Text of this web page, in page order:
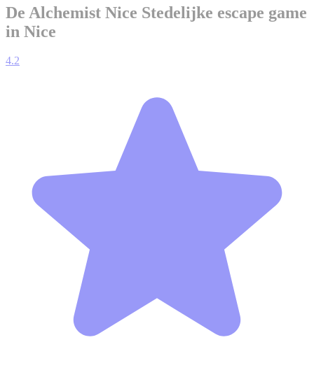
De Alchemist Nice Stedelijke escape game
in Nice
4.2